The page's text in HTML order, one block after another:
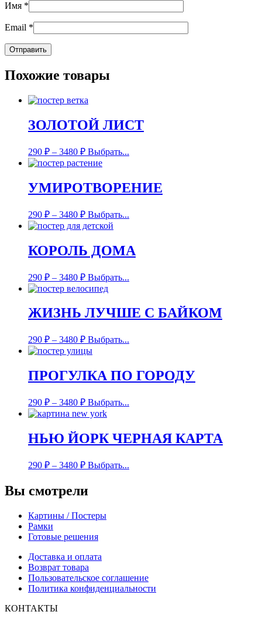
Имя *
Email *
Похожие товары
ЗОЛОТОЙ ЛИСТ
290 ₽ – 3480 ₽ Выбрать...
УМИРОТВОРЕНИЕ
290 ₽ – 3480 ₽ Выбрать...
КОРОЛЬ ДОМА
290 ₽ – 3480 ₽ Выбрать...
ЖИЗНЬ ЛУЧШЕ С БАЙКОМ
290 ₽ – 3480 ₽ Выбрать...
ПРОГУЛКА ПО ГОРОДУ
290 ₽ – 3480 ₽ Выбрать...
НЬЮ ЙОРК ЧЕРНАЯ КАРТА
290 ₽ – 3480 ₽ Выбрать...
Вы смотрели
Картины / Постеры
Рамки
Готовые решения
Доставка и оплата
Возврат товара
Пользовательское соглашение
Политика конфиденциальности
КОНТАКТЫ